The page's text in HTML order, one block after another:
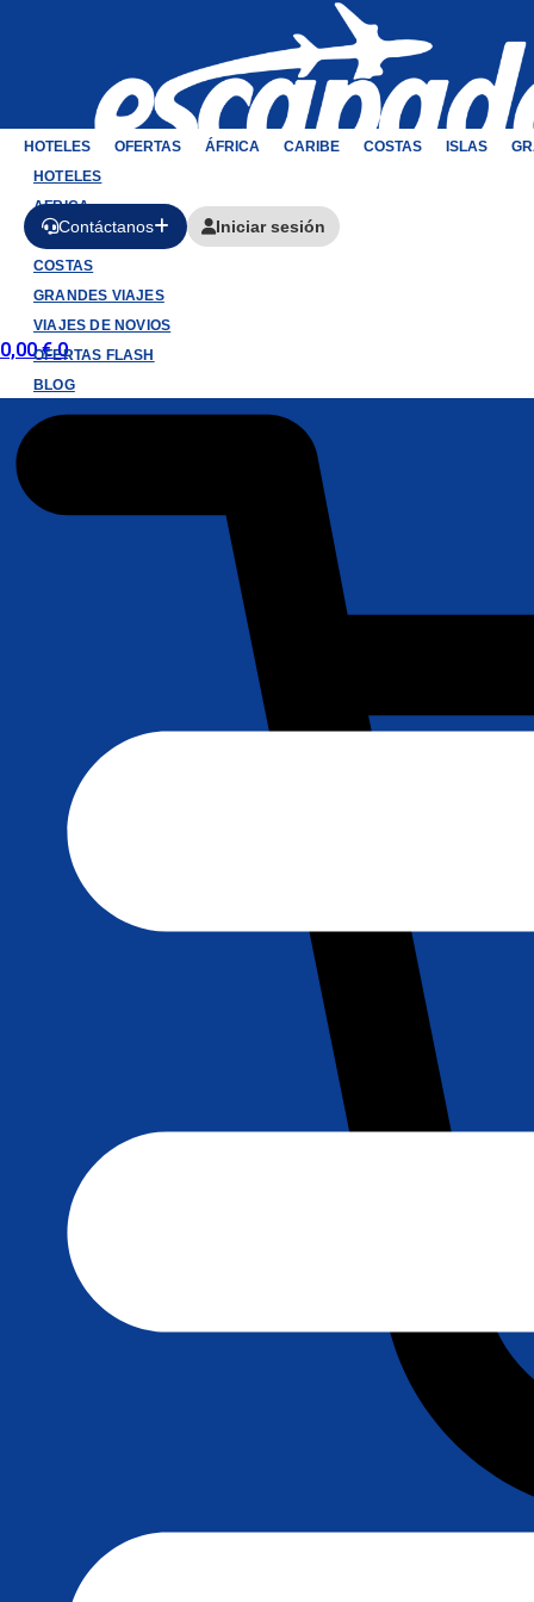
Contáctanos Iniciar sesión
0,00€ 0
HOTELES OFERTAS ÁFRICA CARIBE COSTAS ISLAS
HOTELES
AFRICA
CARIBE
COSTAS
GRANDES VIAJES
VIAJES DE NOVIOS
OFERTAS FLASH
BLOG